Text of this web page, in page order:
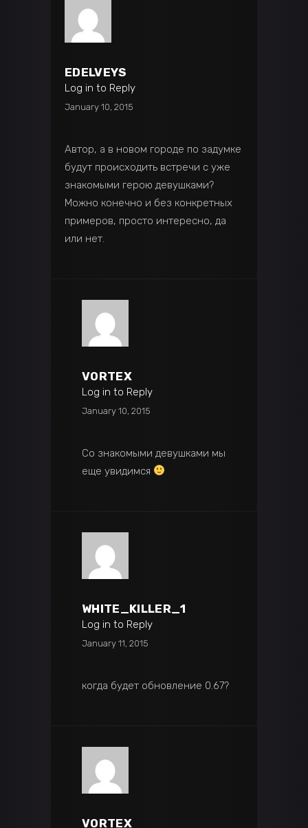
EDELVEYS
Log in to Reply
January 10, 2015
Автор, а в новом городе по задумке
будут происходить встречи с уже
знакомыми герою девушками?
Можно конечно и без конкретных
примеров, просто интересно, да
или нет.
VORTEX
Log in to Reply
January 10, 2015
Со знакомыми девушками мы
еще увидимся
WHITE_KILLER_1
Log in to Reply
January 11, 2015
когда будет обновление 0.67?
VORTEX